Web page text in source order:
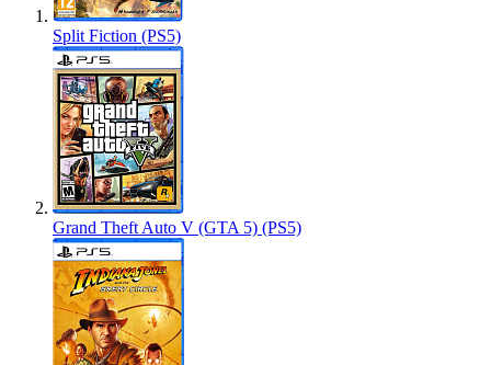
Split Fiction (PS5)
Grand Theft Auto V (GTA 5) (PS5)